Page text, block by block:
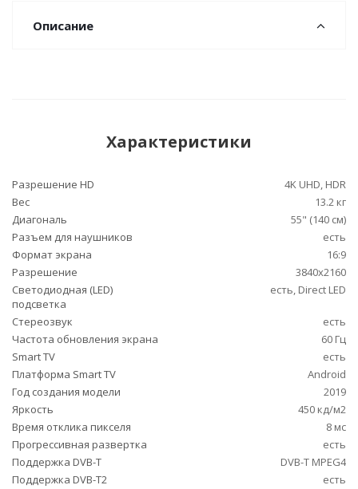
Описание
Характеристики
Разрешение HD
4K UHD, HDR
Вес
13.2 кг
Диагональ
55" (140 см)
Разъем для наушников
есть
Формат экрана
16:9
Разрешение
3840x2160
Светодиодная (LED)
подсветка
есть, Direct LED
Стереозвук
есть
Частота обновления экрана
60 Гц
Smart TV
есть
Платформа Smart TV
Android
Год создания модели
2019
Яркость
450 кд/м2
Время отклика пикселя
8 мс
Прогрессивная развертка
есть
Поддержка DVB-T
DVB-T MPEG4
Поддержка DVB-T2
есть